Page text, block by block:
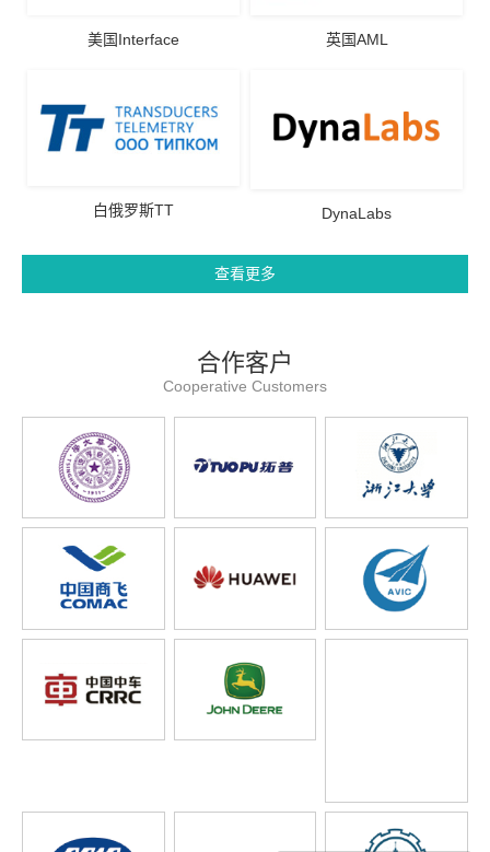
美国Interface 英国AML
白俄罗斯TT DynaLabs
查看更多
合作客户
Cooperative Customers